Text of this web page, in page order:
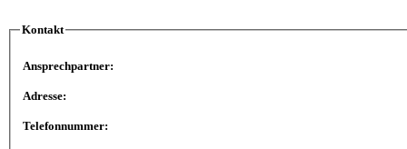
Kontakt
Ansprechpartner:
Adresse:
Telefonnummer: